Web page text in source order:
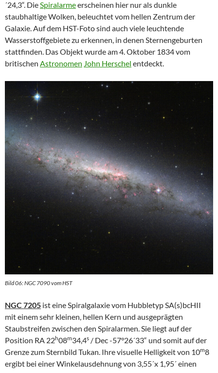
´24,3“. DieSpiralarmeerscheinen hier nur als dunkle
staubhaltige Wolken, beleuchtet vom hellen Zentrum der
Galaxie. Auf dem HST-Foto sind auch viele leuchtende
Wasserstoffgebiete zu erkennen, in denen Sternengeburten
stattfinden. Das Objekt wurde am 4. Oktober 1834 vom
britischen Astronomen John Herschel entdeckt.
Bild 06: NGC 7090 vom HST
NGC 7205 ist eine Spiralgalaxie vom Hubbletyp SA(s)bcHII
mit einem sehr kleinen, hellen Kern und ausgeprägten
Staubstreifen zwischen den Spiralarmen. Sie liegt auf der
Position RA 22h08m34,4s / Dec -57°26´33“ und somit auf der
Grenze zum Sternbild Tukan. Ihre visuelle Helligkeit von 10m8
ergibt bei einer Winkelausdehnung von 3,55´x 1,95´ einen